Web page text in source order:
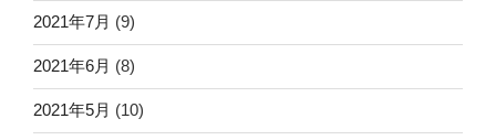
2021年7月 (9)
2021年6月 (8)
2021年5月 (10)